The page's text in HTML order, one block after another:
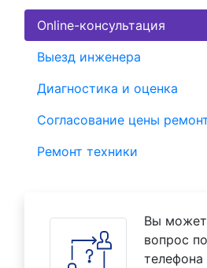
Online-консультация
Выезд инженера
Диагностика и оценка
Согласование цены
Ремонт техники
Вы
вопрос